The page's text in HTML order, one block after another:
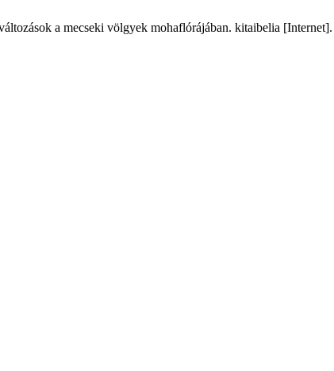
a mecseki völgyek mohaflórájában. kitaibelia